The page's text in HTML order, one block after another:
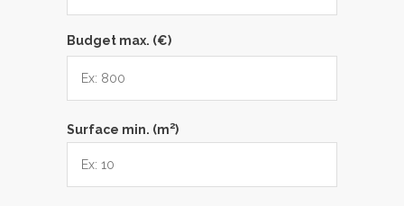
Budget max. (€)
Surface min. (m2)